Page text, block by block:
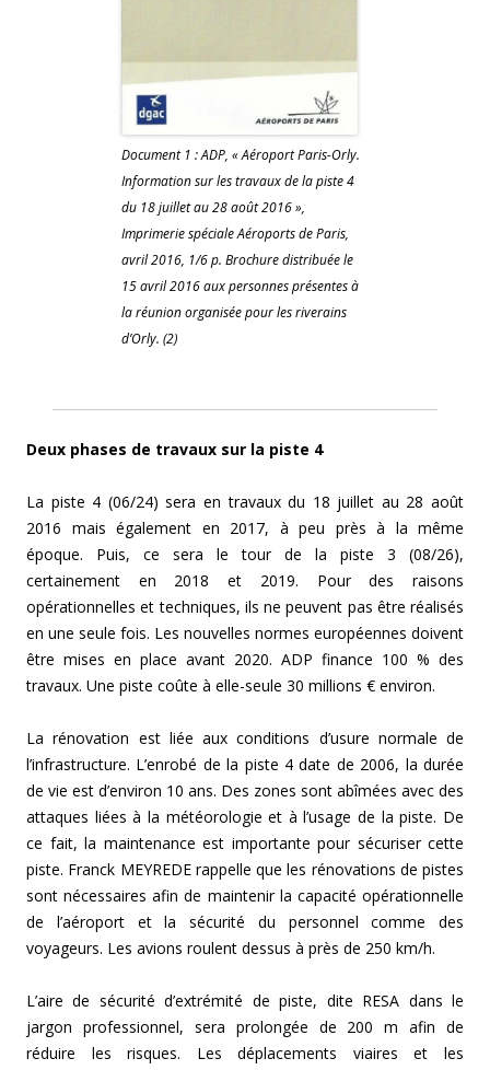
Document 1 : ADP, « Aéroport Paris-Orly.
Information sur les travaux de la piste 4
du 18 juillet au 28 août 2016 »,
Imprimerie spéciale Aéroports de Paris,
avril 2016, 1/6 p. Brochure distribuée le
15 avril 2016 aux personnes présentes à
la réunion organisée pour les riverains
d’Orly. (2)
Deux phases de travaux sur la piste 4
La piste 4 (06/24) sera en travaux du 18 juillet au 28 août
2016 mais également en 2017, à peu près à la même
époque. Puis, ce sera le tour de la piste 3 (08/26),
certainement en 2018 et 2019. Pour des raisons
opérationnelles et techniques, ils ne peuvent pas être réalisés
en une seule fois. Les nouvelles normes européennes doivent
être mises en place avant 2020. ADP finance 100 % des
travaux. Une piste coûte à elle-seule 30 millions € environ.
La rénovation est liée aux conditions d’usure normale de
l’infrastructure. L’enrobé de la piste 4 date de 2006, la durée
de vie est d’environ 10 ans. Des zones sont abîmées avec des
attaques liées à la météorologie et à l’usage de la piste. De
ce fait, la maintenance est importante pour sécuriser cette
piste. Franck MEYREDE rappelle que les rénovations de pistes
sont nécessaires afin de maintenir la capacité opérationnelle
de l’aéroport et la sécurité du personnel comme des
voyageurs. Les avions roulent dessus à près de 250 km/h.
L’aire de sécurité d’extrémité de piste, dite RESA dans le
jargon professionnel, sera prolongée de 200 m afin de
réduire les risques. Les déplacements viaires et les